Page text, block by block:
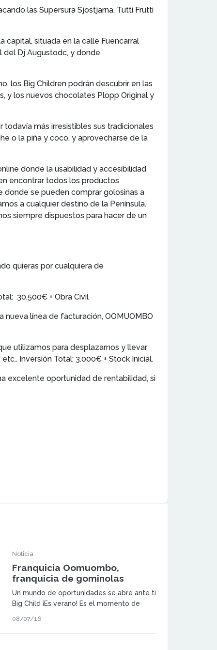
las Supersura Sjostjarna, Tutti Frutti
capital, situada en la calle Fuencarral
del Dj Augustodc, y donde
los Big Children podrán descubrir en las
y los nuevos chocolates Plopp Original y
más irresistibles sus tradicionales
o la piña y coco, y aprovecharse de la
donde la usabilidad y accesibilidad
encontrar todos los productos
donde se pueden comprar golosinas a
a cualquier destino de la Península.
siempre dispuestos para hacer de un
quieras por cualquiera de
30.500€ + Obra Civil
línea de facturación, OOMUOMBO
utilizamos para desplazarnos y llevar
Inversión Total: 3.000€ + Stock Inicial.
excelente oportunidad de rentabilidad, si
Noticia
Franquicia Oomuombo,
franquicia de gominolas
Un mundo de oportunidades se abre ante ti
Big Child ¡Es verano! Es el momento de
multiaventura, hacer puenting, tirolina,
08/07/16